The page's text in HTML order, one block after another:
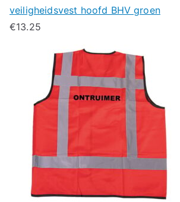
veiligheidsvest hoofd BHV groen
€13.25